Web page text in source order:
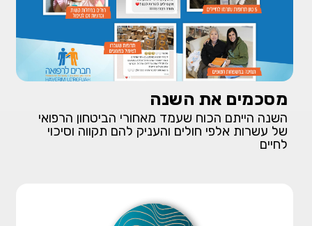
מסכמים את השנה
השנה הייתם הכוח שעמד מאחורי הביטחון הרפואי
של עשרות אלפי חולים והעניק להם תקווה וסיכוי
לחיים